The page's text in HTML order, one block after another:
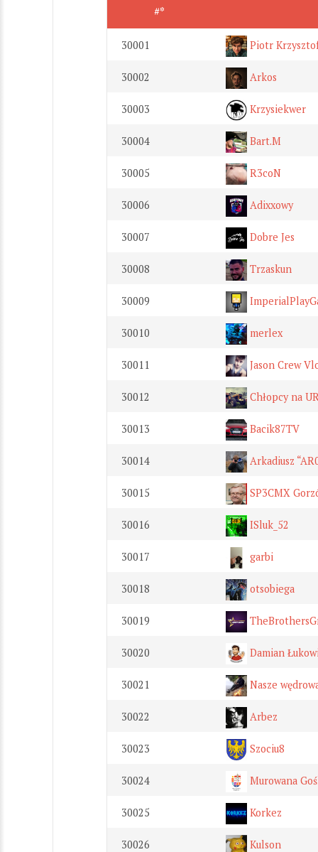
#*
30001 Piotr
30002 Arkos
30003 Krzysiekwer
30004 Bart.M
30005 R3coN
30006 Adixxowy
30007 Dobre Jes
30008 Trzaskun
30009
30010 merlex
30011 Jason Crew
30012 Chłopcy na
30013 Bacik87TV
30014 Arkadiusz
30015 SP3CMX
30016 ISluk_52
30017 garbi
30018 otsobiega
30019
30020 Damian
30021 Nasze
30022 Arbez
30023 Szociu8
30024 Murowana
30025 Korkez
30026 Kulson